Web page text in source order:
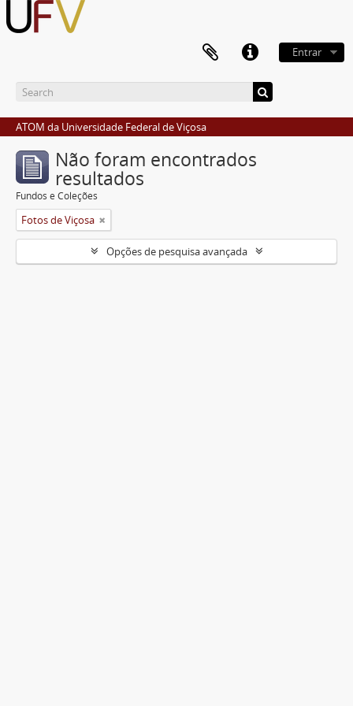
Entrar
ATOM da Universidade Federal de Viçosa
Não foram encontrados
resultados
Fundos e Coleções
Fotos de Viçosa
Opções de pesquisa avançada